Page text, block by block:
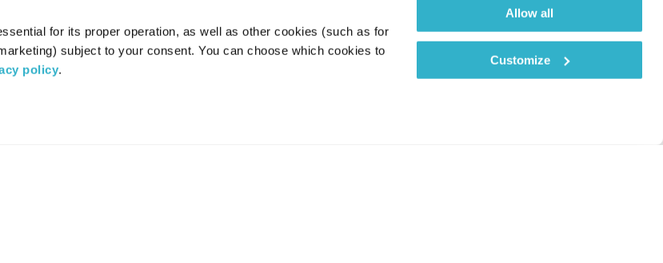
for its proper operation, as well as other cookies (such as for
subject to your consent. You can choose which cookies to
policy.
Allow all
Customize